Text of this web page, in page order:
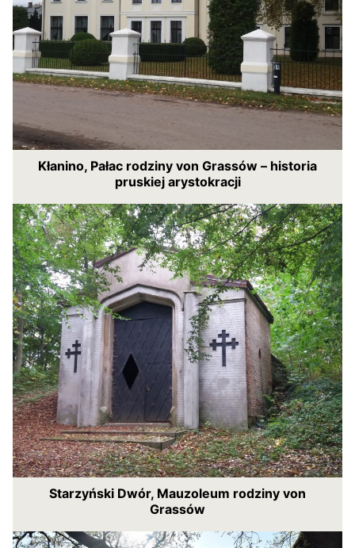
Kłanino, Pałac rodziny von Grassów – historia
pruskiej arystokracji
Starzyński Dwór, Mauzoleum rodziny von
Grassów